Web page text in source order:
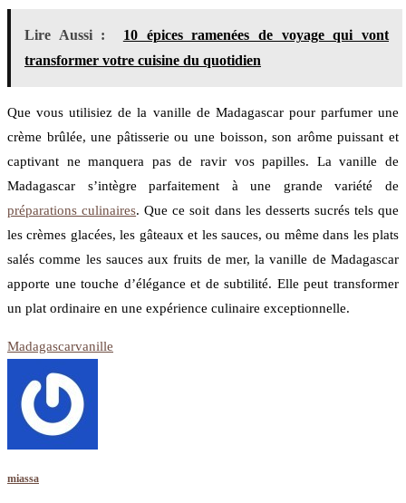
Lire Aussi :
10 épices ramenées de voyage qui vont
transformer votre cuisine du quotidien
Que vous utilisiez de la vanille de Madagascar pour parfumer une
crème brûlée, une pâtisserie ou une boisson, son arôme puissant et
captivant ne manquera pas de ravir vos papilles. La vanille de
Madagascar s’intègre parfaitement à une grande variété de
préparations culinaires. Que ce soit dans les desserts sucrés tels que
les crèmes glacées, les gâteaux et les sauces, ou même dans les plats
salés comme les sauces aux fruits de mer, la vanille de Madagascar
apporte une touche d’élégance et de subtilité. Elle peut transformer
un plat ordinaire en une expérience culinaire exceptionnelle.
Madagascarvanille
miassa